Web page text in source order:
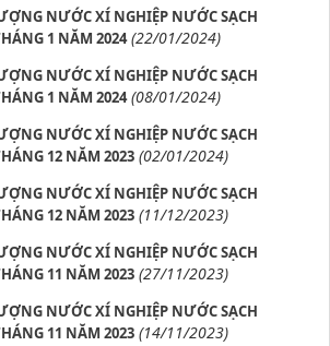
NƯỚC XÍ NGHIỆP NƯỚC SẠCH
1 NĂM 2024 (22/01/2024)
NƯỚC XÍ NGHIỆP NƯỚC SẠCH
1 NĂM 2024 (08/01/2024)
NƯỚC XÍ NGHIỆP NƯỚC SẠCH
12 NĂM 2023 (02/01/2024)
NƯỚC XÍ NGHIỆP NƯỚC SẠCH
12 NĂM 2023 (11/12/2023)
NƯỚC XÍ NGHIỆP NƯỚC SẠCH
11 NĂM 2023 (27/11/2023)
NƯỚC XÍ NGHIỆP NƯỚC SẠCH
11 NĂM 2023 (14/11/2023)